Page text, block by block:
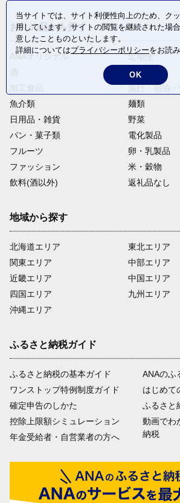
お礼の品から探す
ANAオリジナル
定期便
肉類
旅行・宿泊・
魚介類
麺類
日用品・雑貨
野菜
パン・菓子類
電化製品
フルーツ
卵・乳製品
ファッション
米・穀物
飲料(酒以外)
返礼品なし
地域から探す
北海道エリア
関東エリア
近畿エリア
四国エリア
沖縄エリア
東北エリア
中部エリア
中国エリア
九州エリア
ふるさと納税ガイド
ふるさと納税の基本ガイド
ワンストップ特例制度ガイド
確定申告のしかた
控除上限額シミュレーション
年金受給者・自営業者の方へ
ANAのふ
はじめて
ふるさと
動画でわ
納税
当サイトでは、サイト利便性向上のため、ク
用しています。サイトの閲覧を継続された場
意したことものといたします。
詳細についてはプライバシーポリシーをお読
OK